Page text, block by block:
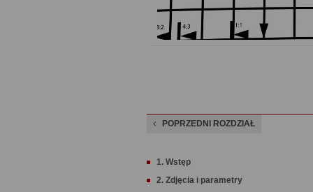
POPRZEDNI ROZDZIAŁ
1. Wstęp
2. Zdjęcia i parametry